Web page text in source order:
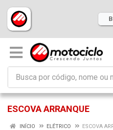
ESCOVA ARRANQUE
INÍCIO ELÉTRICO ESCOVA